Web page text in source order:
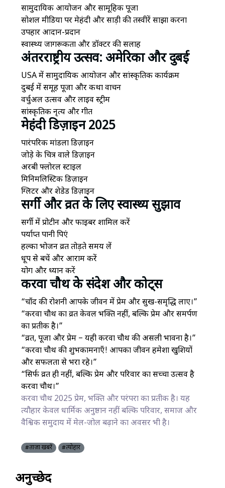
सामुदायिक आयोजन और सामूहिक पूजा
सोशल मीडिया पर मेहंदी और साड़ी की तस्वीरें साझा करना
उपहार आदान-प्रदान
स्वास्थ्य जागरूकता और डॉक्टर की सलाह
अंतरराष्ट्रीय उत्सव: अमेरिका और दुबई
USA में सामुदायिक आयोजन और सांस्कृतिक कार्यक्रम
दुबई में समूह पूजा और कथा वाचन
वर्चुअल उत्सव और लाइव स्ट्रीम
सांस्कृतिक नृत्य और गीत
मेहंदी डिज़ाइन 2025
पारंपरिक मांडला डिज़ाइन
जोड़े के चित्र वाले डिज़ाइन
अरबी फ्लोरल स्टाइल
मिनिमलिस्टिक डिज़ाइन
ग्लिटर और शेडेड डिज़ाइन
सर्गी और व्रत के लिए स्वास्थ्य सुझाव
सर्गी में प्रोटीन और फाइबर शामिल करें
पर्याप्त पानी पिएं
हल्का भोजन व्रत तोड़ते समय लें
धूप से बचें और आराम करें
योग और ध्यान करें
करवा चौथ के संदेश और कोट्स
“चाँद की रोशनी आपके जीवन में प्रेम और सुख-समृद्धि लाए।”
“करवा चौथ का व्रत केवल भक्ति नहीं, बल्कि प्रेम और समर्पण
का प्रतीक है।”
“व्रत, पूजा और प्रेम – यही करवा चौथ की असली भावना है।”
“करवा चौथ की शुभकामनाएँ! आपका जीवन हमेशा खुशियों
और सफलता से भरा रहे।”
“सिर्फ व्रत ही नहीं, बल्कि प्रेम और परिवार का सच्चा उत्सव है
करवा चौथ।”
करवा चौथ 2025 प्रेम, भक्ति और परंपरा का प्रतीक है। यह
त्यौहार केवल धार्मिक अनुष्ठान नहीं बल्कि परिवार, समाज और
वैश्विक समुदाय में मेल-जोल बढ़ाने का अवसर भी है।
#ताज़ा खबरें #त्योहार
अनुच्छेद